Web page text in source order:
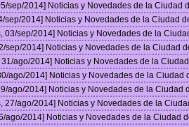
sep/2014] Noticias y Novedades de la Ciudad
sep/2014] Noticias y Novedades de la Ciudad
03/sep/2014] Noticias y Novedades de la
sep/2014] Noticias y Novedades de la Ciudad
31/ago/2014] Noticias y Novedades de la
ago/2014] Noticias y Novedades de la Ciudad
ago/2014] Noticias y Novedades de la Ciudad
27/ago/2014] Noticias y Novedades de la
ago/2014] Noticias y Novedades de la Ciudad